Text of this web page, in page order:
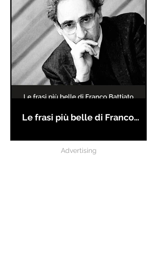
Le frasi più belle di Franco
Advertising